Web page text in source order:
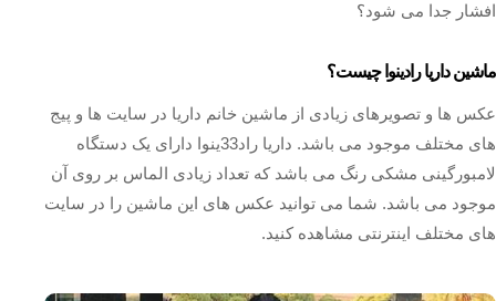
افشار جدا می شود؟
ماشین داریا رادینوا چیست؟
عکس ها و تصویرهای زیادی از ماشین خانم داریا در سایت ها و پیج
های مختلف موجود می باشد. داریا راد33ینوا دارای یک دستگاه
لامبورگینی مشکی رنگ می باشد که تعداد زیادی الماس بر روی آن
موجود می باشد. شما می توانید عکس های این ماشین را در سایت
های مختلف اینترنتی مشاهده کنید.